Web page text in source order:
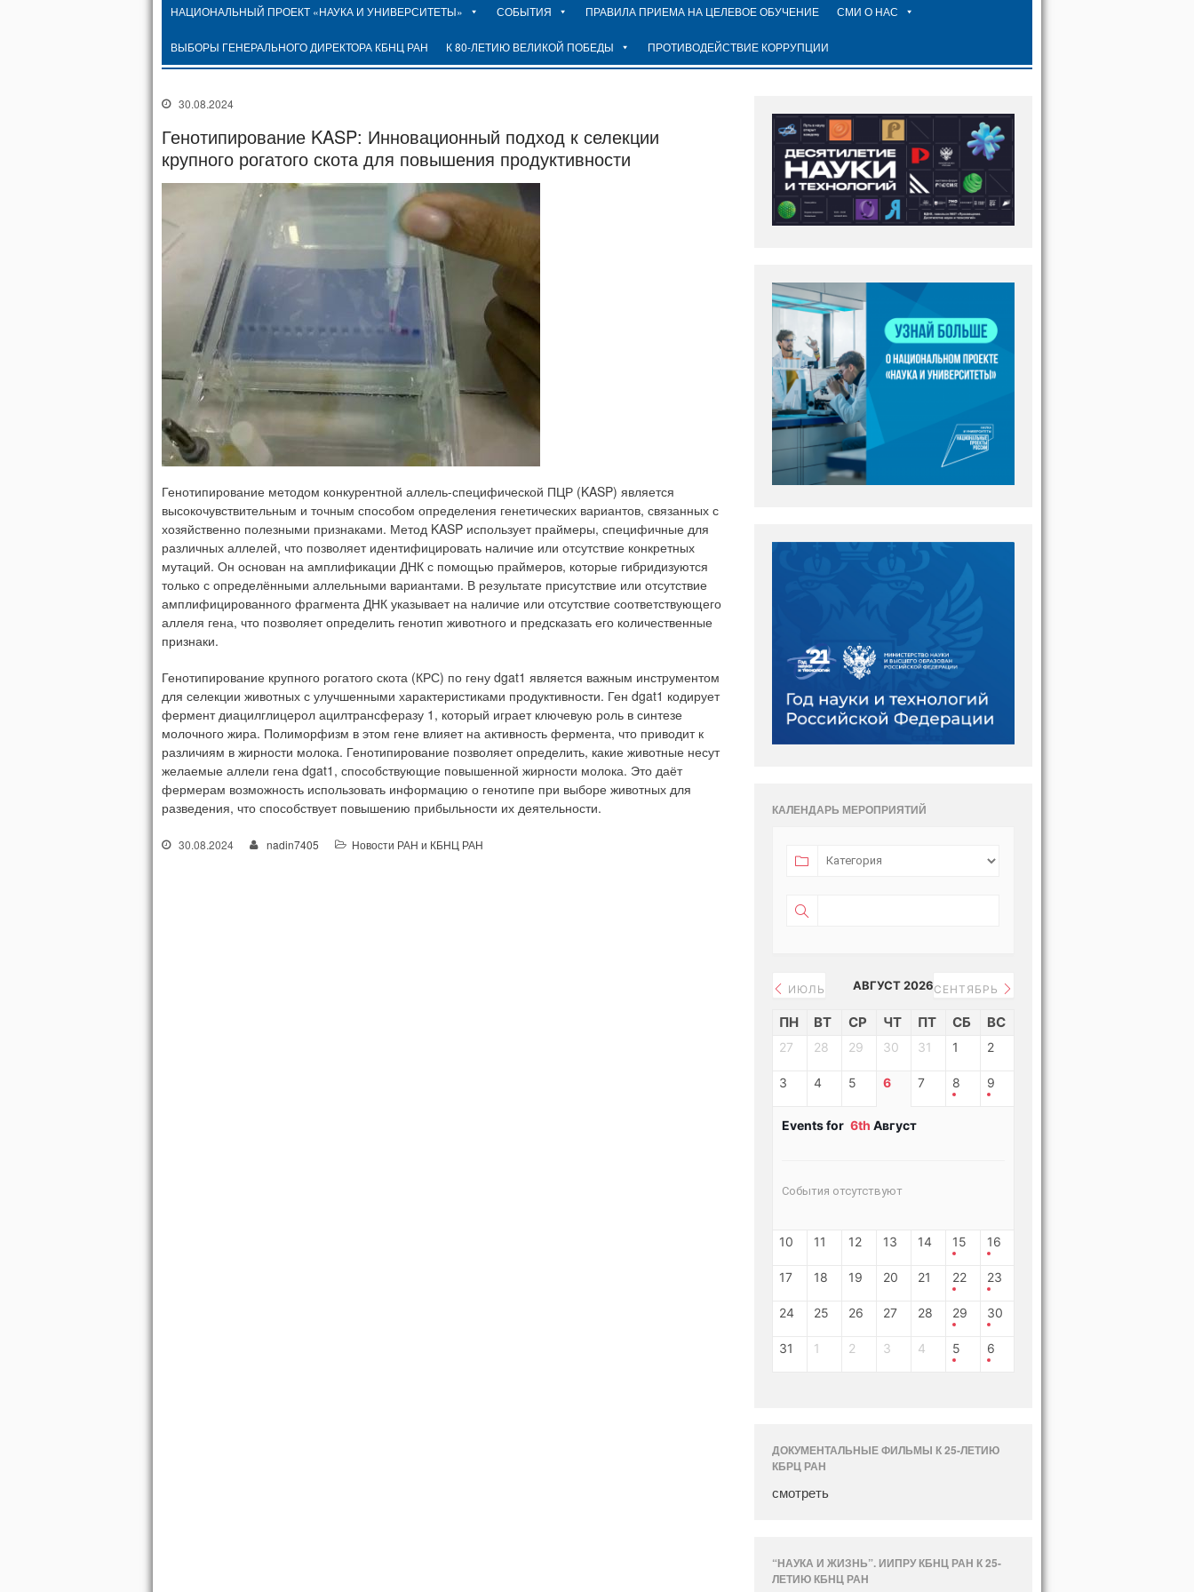
НАЦИОНАЛЬНЫЙ ПРОЕКТ «НАУКА И УНИВЕРСИТЕТЫ» СОБЫТИЯ ПРАВИЛА ПРИЕМА НА ЦЕЛЕВОЕ ОБУЧЕНИЕ СМИ О НАС
ВЫБОРЫ ГЕНЕРАЛЬНОГО ДИРЕКТОРА КБНЦ РАН К 80-ЛЕТИЮ ВЕЛИКОЙ ПОБЕДЫ ПРОТИВОДЕЙСТВИЕ КОРРУПЦИИ
30.08.2024
Генотипирование KASP: Инновационный подход к селекции
крупного рогатого скота для повышения продуктивности
Генотипирование методом конкурентной аллель-специфической ПЦР (KASP) является
высокочувствительным и точным способом определения генетических вариантов, связанных с
хозяйственно полезными признаками. Метод KASP использует праймеры, специфичные для
различных аллелей, что позволяет идентифицировать наличие или отсутствие конкретных
мутаций. Он основан на амплификации ДНК с помощью праймеров, которые гибридизуются
только с определёнными аллельными вариантами. В результате присутствие или отсутствие
амплифицированного фрагмента ДНК указывает на наличие или отсутствие соответствующего
аллеля гена, что позволяет определить генотип животного и предсказать его количественные
признаки.
Генотипирование крупного рогатого скота (КРС) по гену dgat1 является важным инструментом
для селекции животных с улучшенными характеристиками продуктивности. Ген dgat1 кодирует
фермент диацилглицерол ацилтрансферазу 1, который играет ключевую роль в синтезе
молочного жира. Полиморфизм в этом гене влияет на активность фермента, что приводит к
различиям в жирности молока. Генотипирование позволяет определить, какие животные несут
желаемые аллели гена dgat1, способствующие повышенной жирности молока. Это даёт
фермерам возможность использовать информацию о генотипе при выборе животных для
разведения, что способствует повышению прибыльности их деятельности.
30.08.2024 nadin7405 Новости РАН и КБНЦ РАН
КАЛЕНДАРЬ МЕРОПРИЯТИЙ
ИЮЛЬ АВГУСТ 2026СЕНТЯБРЬ
ПН ВТ СР ЧТ ПТ СБ ВС
27 28 29 30 31 1 2
3 4 5 6 7 8 9
Events for 6th Август
События отсутствуют
10 11 12 13 14 15 16
17 18 19 20 21 22 23
24 25 26 27 28 29 30
31 1 2 3 4 5 6
ДОКУМЕНТАЛЬНЫЕ ФИЛЬМЫ К 25-ЛЕТИЮ
КБРЦ РАН
смотреть
“НАУКА И ЖИЗНЬ”. ИИПРУ КБНЦ РАН К 25-
ЛЕТИЮ КБНЦ РАН